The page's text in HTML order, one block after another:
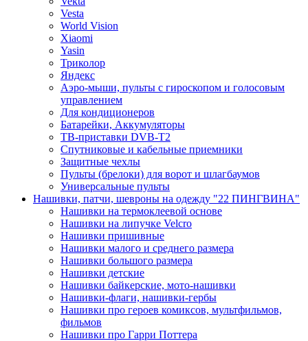
Vesta
World Vision
Xiaomi
Yasin
Триколор
Яндекс
Аэро-мыши, пульты с гироскопом и голосовым
управлением
Для кондиционеров
Батарейки, Аккумуляторы
ТВ-приставки DVB-T2
Спутниковые и кабельные приемники
Защитные чехлы
Пульты (брелоки) для ворот и шлагбаумов
Универсальные пульты
Нашивки, патчи, шевроны на одежду "22 ПИНГВИНА"
Нашивки на термоклеевой основе
Нашивки на липучке Velcro
Нашивки пришивные
Нашивки малого и среднего размера
Нашивки большого размера
Нашивки детские
Нашивки байкерские, мото-нашивки
Нашивки-флаги, нашивки-гербы
Нашивки про героев комиксов, мультфильмов,
фильмов
Нашивки про Гарри Поттера